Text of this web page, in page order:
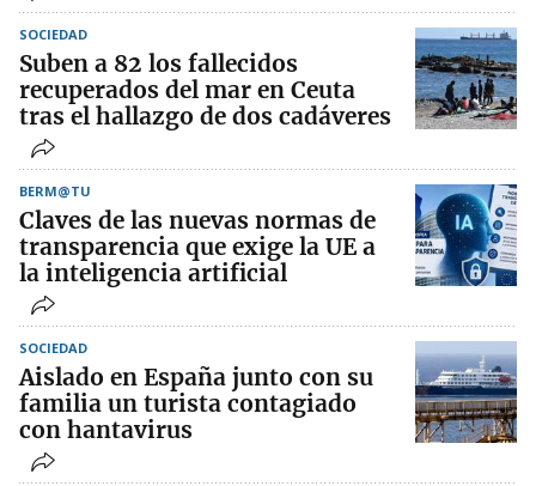
SOCIEDAD
Suben a 82 los fallecidos
recuperados del mar en Ceuta
tras el hallazgo de dos cadáveres
BERM@TU
Claves de las nuevas normas de
transparencia que exige la UE a
la inteligencia artificial
SOCIEDAD
Aislado en España junto con su
familia un turista contagiado
con hantavirus